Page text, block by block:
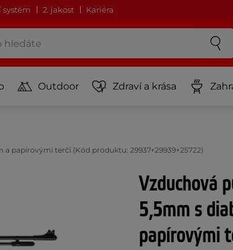
systém 2. jakost Kariéra
Outdoor Zdraví a krása
papírovými terči (Kód produktu: 29937+29939+25722)
Vzduchová
5,5mm s
papírovými